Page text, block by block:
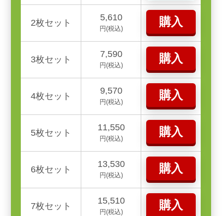
2枚セット
5,610
円(税込)
購入
3枚セット
7,590
円(税込)
購入
4枚セット
9,570
円(税込)
購入
5枚セット
11,550
円(税込)
購入
6枚セット
13,530
円(税込)
購入
7枚セット
15,510
円(税込)
購入